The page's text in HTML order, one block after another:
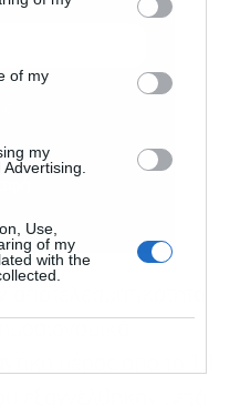
of my
my
Use,
of my
with the
μέρος από το 1,1